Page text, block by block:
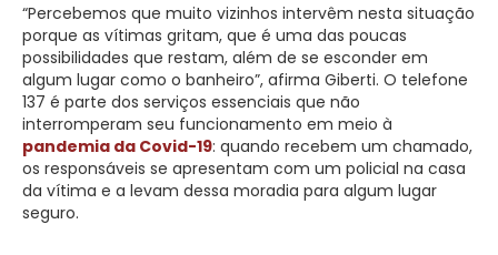
“Percebemos que muito vizinhos intervêm nesta situação
porque as vítimas gritam, que é uma das poucas
possibilidades que restam, além de se esconder em
algum lugar como o banheiro”, afirma Giberti. O telefone
137 é parte dos serviços essenciais que não
interromperam seu funcionamento em meio à
pandemia da Covid-19: quando recebem um chamado,
os responsáveis se apresentam com um policial na casa
da vítima e a levam dessa moradia para algum lugar
seguro.